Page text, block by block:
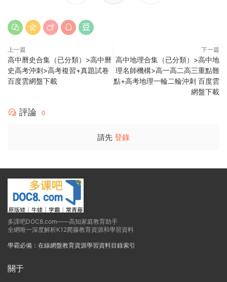
上一篇
高中曆史合集（已分類）>高中曆
史高考沖刺>高考複習+真題試卷
百度雲網盤下載
下一篇
高中地理合集（已分類）>高中地
理名師機構>高一高二高三重點難
點+高考地理一輪二輪沖刺 百度雲
網盤下載
評論 0
請先 登錄
多課吧DOC8.com——高知家庭教育助手
全網唯一深度解析K12爬藤教育資源和學習資料
學霸必備：在線網盤教育資源學習資料目錄索引
關于